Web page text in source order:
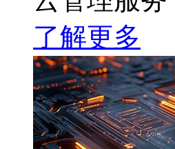
了解更多